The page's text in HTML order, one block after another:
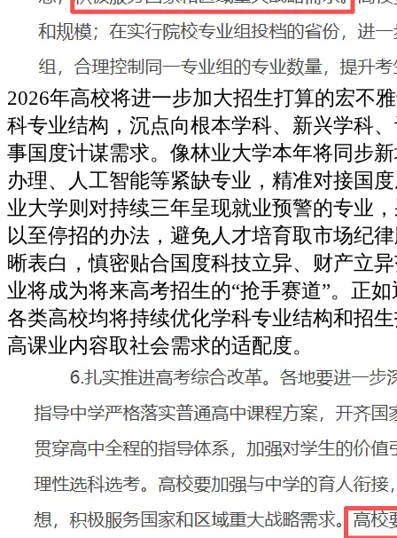
2026年高校将进一步加大招生打算的宏不
科专业结构，沉点向根本学科、新兴学科
事国度计谋需求。像林业大学本年将同步
办理、人工智能等紧缺专业，精准对接国
业大学则对持续三年呈现就业预警的专业
以至停招的办法，避免人才培育取市场纪
晰表白，慎密贴合国度科技立异、财产立
业将成为将来高考招生的“抢手赛道”。正
各类高校均将持续优化学科专业结构和招
高课业内容取社会需求的适配度。